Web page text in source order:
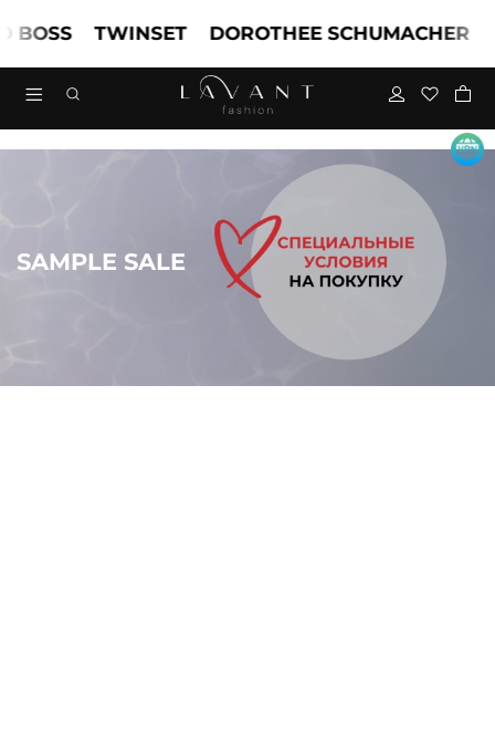
TWINSET DOROTHEE SCHUMACHER
SAMPLE SALE